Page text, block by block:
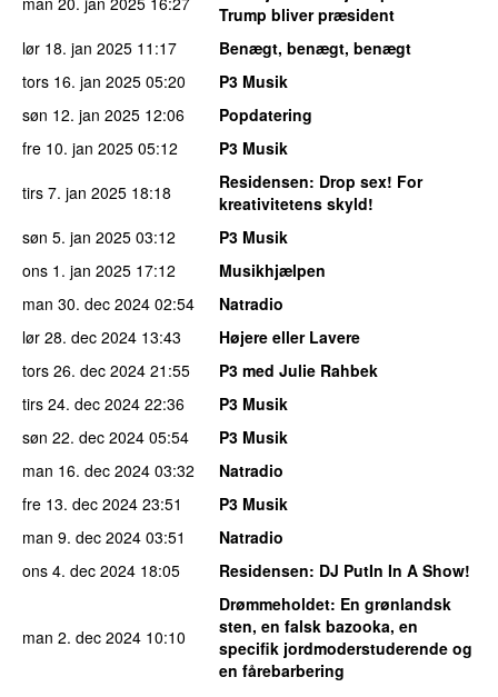
Trump bliver præsident
lør 18. jan 2025 11:17
Benægt, benægt, benægt
tors 16. jan 2025 05:20
P3 Musik
søn 12. jan 2025 12:06
Popdatering
fre 10. jan 2025 05:12
P3 Musik
tirs 7. jan 2025 18:18 Residensen: Drop sex! For
kreativitetens skyld!
søn 5. jan 2025 03:12
P3 Musik
ons 1. jan 2025 17:12
Musikhjælpen
man 30. dec 2024 02:54
Natradio
lør 28. dec 2024 13:43
Højere eller Lavere
tors 26. dec 2024 21:55
P3 med Julie Rahbek
tirs 24. dec 2024 22:36
P3 Musik
søn 22. dec 2024 05:54
P3 Musik
man 16. dec 2024 03:32
Natradio
fre 13. dec 2024 23:51
P3 Musik
man 9. dec 2024 03:51
Natradio
ons 4. dec 2024 18:05 Residensen: DJ PutIn In A Show!
man 2. dec 2024 10:10
Drømmeholdet: En grønlandsk
sten, en falsk bazooka, en
specifik jordmoderstuderende og
en fårebarbering